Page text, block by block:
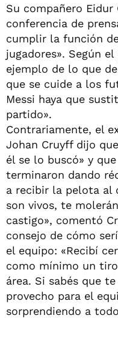
Su compañero Eidur
conferencia de
cumplir la función
jugadores». Según
ejemplo de lo que
que se cuide a los
Messi haya que
partido».
Contrariamente, el
Johan Cruyff dijo
él se lo buscó» y
terminaron dando
a recibir la pelota al
son vivos, te
castigo», comentó
consejo de cómo
el equipo: «Recibí
como mínimo un
área. Si sabés que
provecho para el
sorprendiendo a